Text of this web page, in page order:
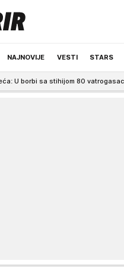
NAJNOVIJE VESTI STARS
BUDUĆNOST REGION NEWS
80 vatrogasaca i helikopteri VIDEO